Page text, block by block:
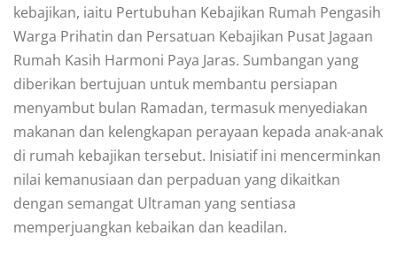
kebajikan, iaitu Pertubuhan Kebajikan Rumah Pengasih
Warga Prihatin dan Persatuan Kebajikan Pusat Jagaan
Rumah Kasih Harmoni Paya Jaras. Sumbangan yang
diberikan bertujuan untuk membantu persiapan
menyambut bulan Ramadan, termasuk menyediakan
makanan dan kelengkapan perayaan kepada anak-anak
di rumah kebajikan tersebut. Inisiatif ini mencerminkan
nilai kemanusiaan dan perpaduan yang dikaitkan
dengan semangat Ultraman yang sentiasa
memperjuangkan kebaikan dan keadilan.